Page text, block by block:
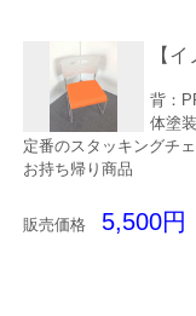
【
背：
体塗装
定番のスタッキングチ
お持ち帰り商品
販売価格 5,500円